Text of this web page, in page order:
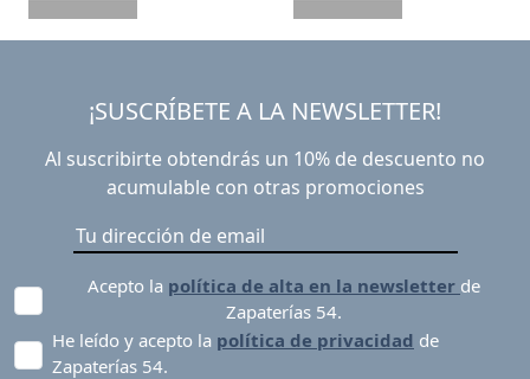
¡SUSCRÍBETE A LA NEWSLETTER!
Al suscribirte obtendrás un 10% de descuento no
acumulable con otras promociones
Acepto la política de alta en la newsletter de
Zapaterías 54.
He leído y acepto la política de privacidad de
Zapaterías 54.